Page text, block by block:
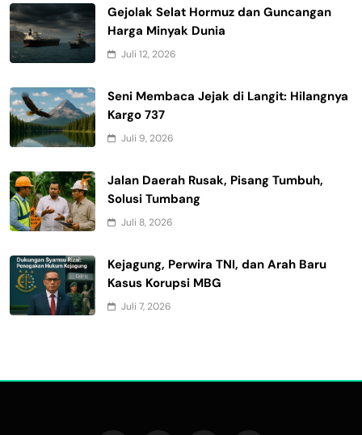
Gejolak Selat Hormuz dan Guncangan
Harga Minyak Dunia
Juli 12, 2026
Seni Membaca Jejak di Langit: Hilangnya
Kargo 737
Juli 9, 2026
Jalan Daerah Rusak, Pisang Tumbuh,
Solusi Tumbang
Juli 8, 2026
Kejagung, Perwira TNI, dan Arah Baru
Kasus Korupsi MBG
Juli 7, 2026